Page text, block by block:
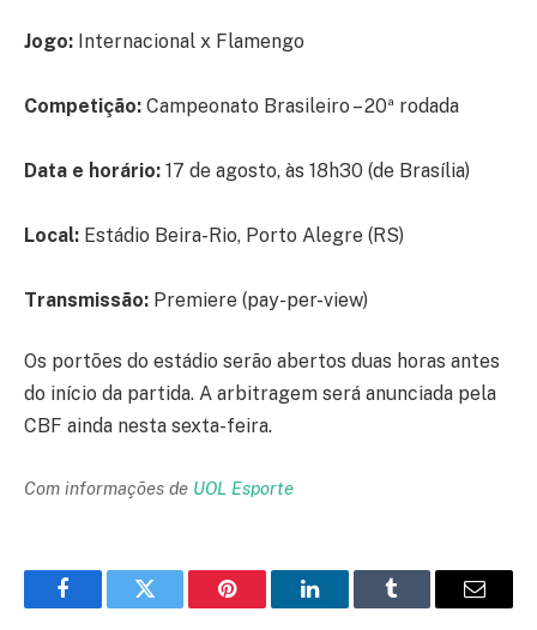
Jogo: Internacional x Flamengo
Competição: Campeonato Brasileiro – 20ª rodada
Data e horário: 17 de agosto, às 18h30 (de Brasília)
Local: Estádio Beira-Rio, Porto Alegre (RS)
Transmissão: Premiere (pay-per-view)
Os portões do estádio serão abertos duas horas antes
do início da partida. A arbitragem será anunciada pela
CBF ainda nesta sexta-feira.
Com informações de UOL Esporte
FacebookTwitter Pinterest LinkedInTumblr Email